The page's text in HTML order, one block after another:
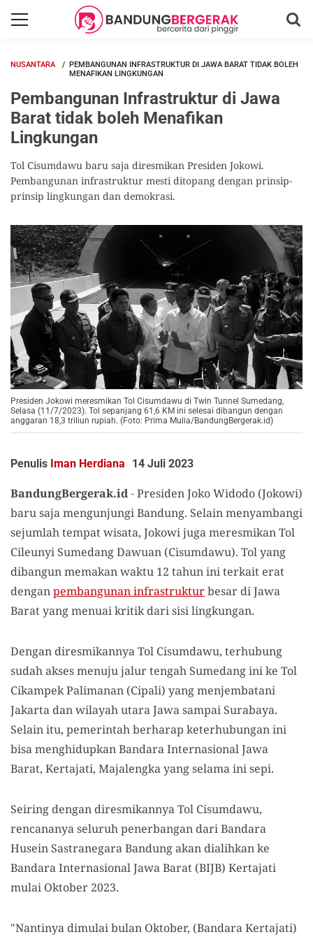
NUSANTARA
PEMBANGUNAN INFRASTRUKTUR DI JAWA BARAT TIDAK BOLEH
MENAFIKAN LINGKUNGAN
Pembangunan Infrastruktur di Jawa
Barat tidak boleh Menafikan
Lingkungan
Tol Cisumdawu baru saja diresmikan Presiden Jokowi.
Pembangunan infrastruktur mesti ditopang dengan prinsip-
prinsip lingkungan dan demokrasi.
Presiden Jokowi meresmikan Tol Cisumdawu di Twin Tunnel Sumedang,
Selasa (11/7/2023). Tol sepanjang 61,6 KM ini selesai dibangun dengan
anggaran 18,3 triliun rupiah. (Foto: Prima Mulia/BandungBergerak.id)
Penulis Iman Herdiana 14 Juli 2023
BandungBergerak.id-Presiden Joko Widodo (Jokowi)
baru saja mengunjungi Bandung. Selain menyambangi
sejumlah tempat wisata, Jokowi juga meresmikan Tol
Cileunyi Sumedang Dawuan (Cisumdawu). Tol yang
dibangun memakan waktu 12 tahun ini terkait erat
denganpembangunan infrastrukturbesar di Jawa
Barat yang menuai kritik dari sisi lingkungan.
Dengan diresmikannya Tol Cisumdawu, terhubung
sudah akses menuju jalur tengah Sumedang ini ke Tol
Cikampek Palimanan (Cipali) yang menjembatani
Jakarta dan wilayah utara Jawa sampai Surabaya.
Selain itu, pemerintah berharap keterhubungan ini
bisa menghidupkan Bandara Internasional Jawa
Barat, Kertajati, Majalengka yang selama ini sepi.
Seiring dengan diresmikannya Tol Cisumdawu,
rencananya seluruh penerbangan dari Bandara
Husein Sastranegara Bandung akan dialihkan ke
Bandara Internasional Jawa Barat (BIJB) Kertajati
mulai Oktober 2023.
"Nantinya dimulai bulan Oktober, (Bandara Kertajati)